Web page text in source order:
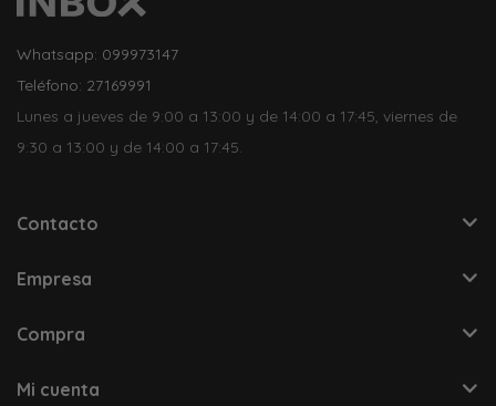
Whatsapp: 099973147
Teléfono: 27169991
Lunes a jueves de 9:00 a 13:00 y de 14:00 a 17:45, viernes de
9:30 a 13:00 y de 14:00 a 17:45.
Contacto
Empresa
Compra
Mi cuenta